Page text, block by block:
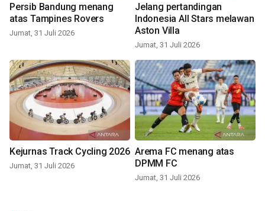
Persib Bandung menang
atas Tampines Rovers
Jumat, 31 Juli 2026
Jelang pertandingan
Indonesia All Stars melawan
Aston Villa
Jumat, 31 Juli 2026
Kejurnas Track Cycling 2026
Jumat, 31 Juli 2026
Arema FC menang atas
DPMM FC
Jumat, 31 Juli 2026